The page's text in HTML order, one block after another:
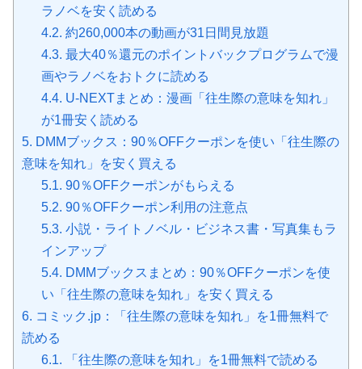
ラノベを安く読める
4.2. 約260,000本の動画が31日間見放題
4.3. 最大40％還元のポイントバックプログラムで漫
画やラノベをおトクに読める
4.4. U-NEXTまとめ：漫画「往生際の意味を知れ」
が1冊安く読める
5. DMMブックス：90％OFFクーポンを使い「往生際の
意味を知れ」を安く買える
5.1. 90％OFFクーポンがもらえる
5.2. 90％OFFクーポン利用の注意点
5.3. 小説・ライトノベル・ビジネス書・写真集もラ
インアップ
5.4. DMMブックスまとめ：90％OFFクーポンを使
い「往生際の意味を知れ」を安く買える
6. コミック.jp：「往生際の意味を知れ」を1冊無料で
読める
6.1. 「往生際の意味を知れ」を1冊無料で読める